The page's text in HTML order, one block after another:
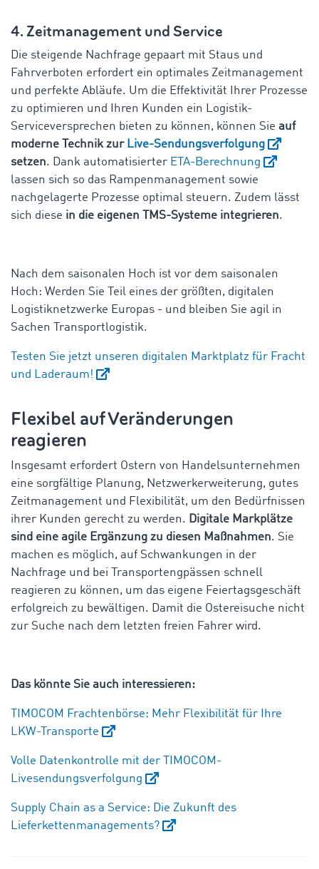
4. Zeitmanagement und Service
Die steigende Nachfrage gepaart mit Staus und
Fahrverboten erfordert ein optimales Zeitmanagement
und perfekte Abläufe. Um die Effektivität Ihrer Prozesse
zu optimieren und Ihren Kunden ein Logistik-
Serviceversprechen bieten zu können, können Sie auf
moderne Technik zur Live-Sendungsverfolgung
setzen. Dank automatisierter ETA-Berechnung
lassen sich so das Rampenmanagement sowie
nachgelagerte Prozesse optimal steuern. Zudem lässt
sich diese in die eigenen TMS-Systeme integrieren.
Nach dem saisonalen Hoch ist vor dem saisonalen
Hoch: Werden Sie Teil eines der größten, digitalen
Logistiknetzwerke Europas - und bleiben Sie agil in
Sachen Transportlogistik.
Testen Sie jetzt unseren digitalen Marktplatz für Fracht
und Laderaum!
Flexibel auf Veränderungen
reagieren
Insgesamt erfordert Ostern von Handelsunternehmen
eine sorgfältige Planung, Netzwerkerweiterung, gutes
Zeitmanagement und Flexibilität, um den Bedürfnissen
ihrer Kunden gerecht zu werden. Digitale Markplätze
sind eine agile Ergänzung zu diesen Maßnahmen. Sie
machen es möglich, auf Schwankungen in der
Nachfrage und bei Transportengpässen schnell
reagieren zu können, um das eigene Feiertagsgeschäft
erfolgreich zu bewältigen. Damit die Ostereisuche nicht
zur Suche nach dem letzten freien Fahrer wird.
Das könnte Sie auch interessieren:
TIMOCOM Frachtenbörse: Mehr Flexibilität für Ihre
LKW-Transporte
Volle Datenkontrolle mit der TIMOCOM-
Livesendungsverfolgung
Supply Chain as a Service: Die Zukunft des
Lieferkettenmanagements?